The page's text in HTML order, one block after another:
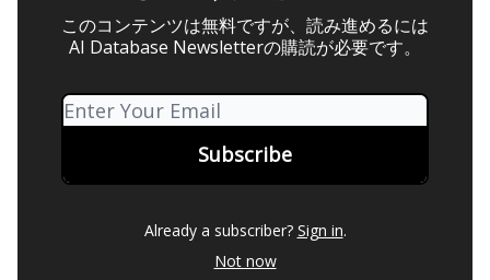
このコンテンツは無料ですが、読み進めるには
AI Database Newsletterの購読が必要です。
Already a subscriber? Sign in.
Not now